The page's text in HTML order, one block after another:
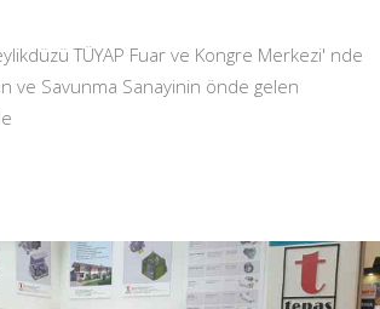
TÜYAP Fuar ve Kongre Merkezi' nde
ve Savunma Sanayinin önde gelen